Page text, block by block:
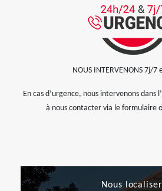
NOUS INTERVENONS 7j/7
En cas d’urgence, nous intervenons dans
à nous contacter via le formulaire
Nous localiser